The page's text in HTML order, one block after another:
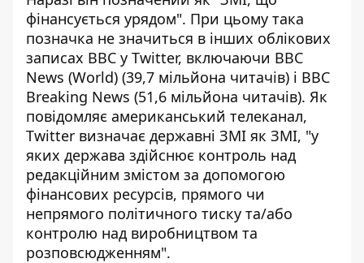
фінансується урядом". При цьому така
позначка не значиться в інших облікових
записах BBC у Twitter, включаючи BBC
News (World) (39,7 мільйона читачів) і BBC
Breaking News (51,6 мільйона читачів). Як
повідомляє американський телеканал,
Twitter визначає державні ЗМІ як ЗМІ, "у
яких держава здійснює контроль над
редакційним змістом за допомогою
фінансових ресурсів, прямого чи
непрямого політичного тиску та/або
контролю над виробництвом та
розповсюдженням".